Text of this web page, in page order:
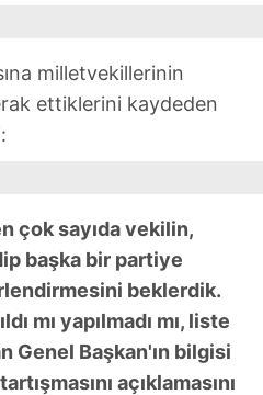
milletvekillerinin
ettiklerini kaydeden
çok sayıda vekilin,
başka bir partiye
beklerdik.
mı yapılmadı mı, liste
Genel Başkan'ın bilgisi
açıklamasını